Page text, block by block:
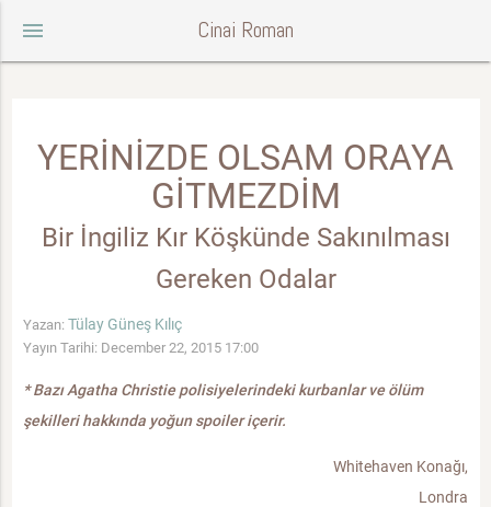
menu Cinai Roman
YERİNİZDE OLSAM ORAYA
GİTMEZDİM
Bir İngiliz Kır Köşkünde Sakınılması
Gereken Odalar
Yazan: Tülay Güneş Kılıç
Yayın Tarihi: December 22, 2015 17:00
* Bazı Agatha Christie polisiyelerindeki kurbanlar ve ölüm
şekilleri hakkında yoğun spoiler içerir.
Whitehaven Konağı,
Londra